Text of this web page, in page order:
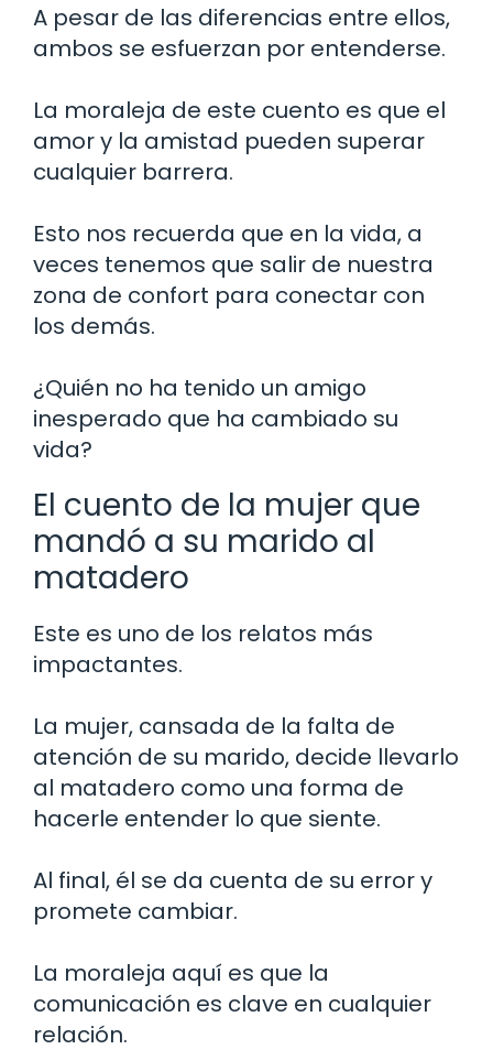
A pesar de las diferencias entre ellos,
ambos se esfuerzan por entenderse.
La moraleja de este cuento es que el
amor y la amistad pueden superar
cualquier barrera.
Esto nos recuerda que en la vida, a
veces tenemos que salir de nuestra
zona de confort para conectar con
los demás.
¿Quién no ha tenido un amigo
inesperado que ha cambiado su
vida?
El cuento de la mujer que
mandó a su marido al
matadero
Este es uno de los relatos más
impactantes.
La mujer, cansada de la falta de
atención de su marido, decide llevarlo
al matadero como una forma de
hacerle entender lo que siente.
Al final, él se da cuenta de su error y
promete cambiar.
La moraleja aquí es que la
comunicación es clave en cualquier
relación.